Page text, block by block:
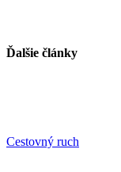
Ďalšie články
Cestovný ruch